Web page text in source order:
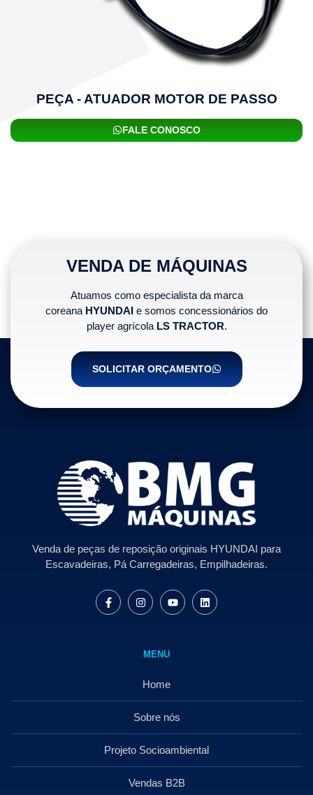
PEÇA - ATUADOR MOTOR DE PASSO
FALE CONOSCO
VENDA DE MÁQUINAS
Atuamos como especialista da marca
coreana HYUNDAI e somos concessionários do
player agrícola LS TRACTOR.
SOLICITAR ORÇAMENTO
Venda de peças de reposição originais HYUNDAI para
Escavadeiras, Pá Carregadeiras, Empilhadeiras.
MENU
Home
Sobre nós
Projeto Socioambiental
Vendas B2B